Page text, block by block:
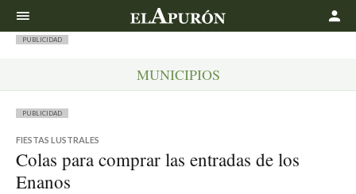
PUBLICIDAD
MUNICIPIOS
PUBLICIDAD
FIESTAS LUSTRALES
Colas para comprar las entradas de los
Enanos